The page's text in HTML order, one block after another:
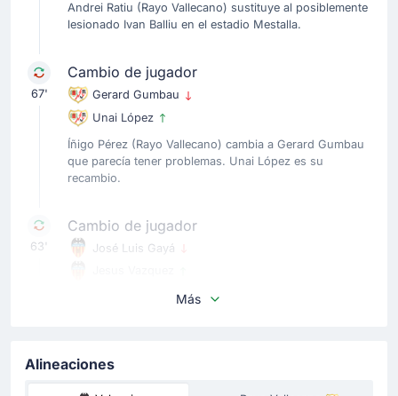
Andrei Ratiu (Rayo Vallecano) sustituye al posiblemente
lesionado Ivan Balliu en el estadio Mestalla.
67'
Cambio de jugador
Gerard Gumbau
Unai López
Íñigo Pérez (Rayo Vallecano) cambia a Gerard Gumbau
que parecía tener problemas. Unai López es su
recambio.
63'
Cambio de jugador
José Luis Gayá
Jesus Vazquez (Valencia CF) sustituye al posiblemente
Cambio de jugador
Más
Alineaciones